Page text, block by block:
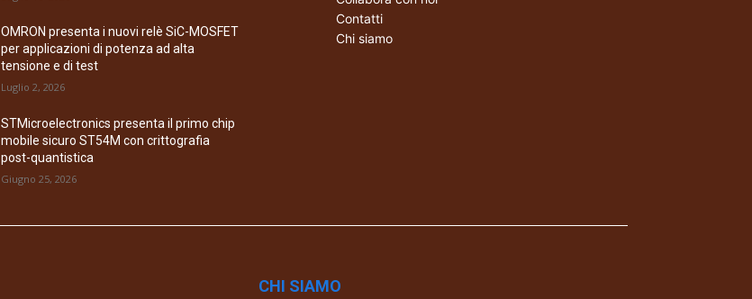
OMRON presenta i nuovi relè SiC-MOSFET
per applicazioni di potenza ad alta
tensione e di test
Luglio 2, 2026
STMicroelectronics presenta il primo chip
mobile sicuro ST54M con crittografia
post-quantistica
Giugno 25, 2026
Contatti
Chi siamo
CHI SIAMO